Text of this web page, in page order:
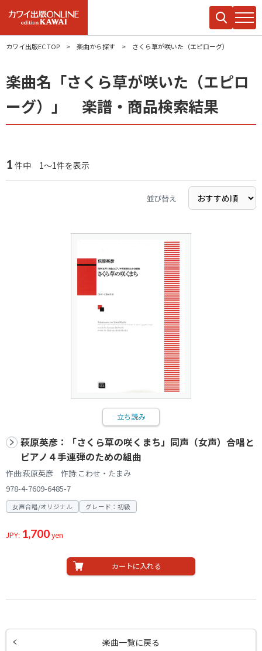
カワイ出版EC TOP 楽曲から探す さくら草が咲いた（エピローグ）
楽曲名「さくら草が咲いた（エピロ
ーグ）」 楽譜・商品検索結果
1 件中 1～1件を表示
並び替え
立ち読み
萩原英彦：「さくら草の咲くまち」同声（女声）合唱と
ピアノ４手連弾のための組曲
作曲:萩原英彦 作詩:こわせ・たまみ
978-4-7609-6485-7
女声合唱/オリジナル グレード：初級
JPY: 1,700yen
カートに入れる
楽曲一覧に戻る